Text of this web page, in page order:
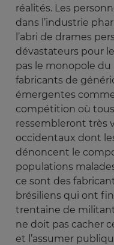
réalités. Les
dans l’industrie
l’abri de drames
dévastateurs pour
pas le monopole du
fabricants de
émergentes
compétition où
ressembleront très
occidentaux dont
dénoncent le
populations
ce sont des
brésiliens qui ont
trentaine de
ne doit pas cacher
et l’assumer